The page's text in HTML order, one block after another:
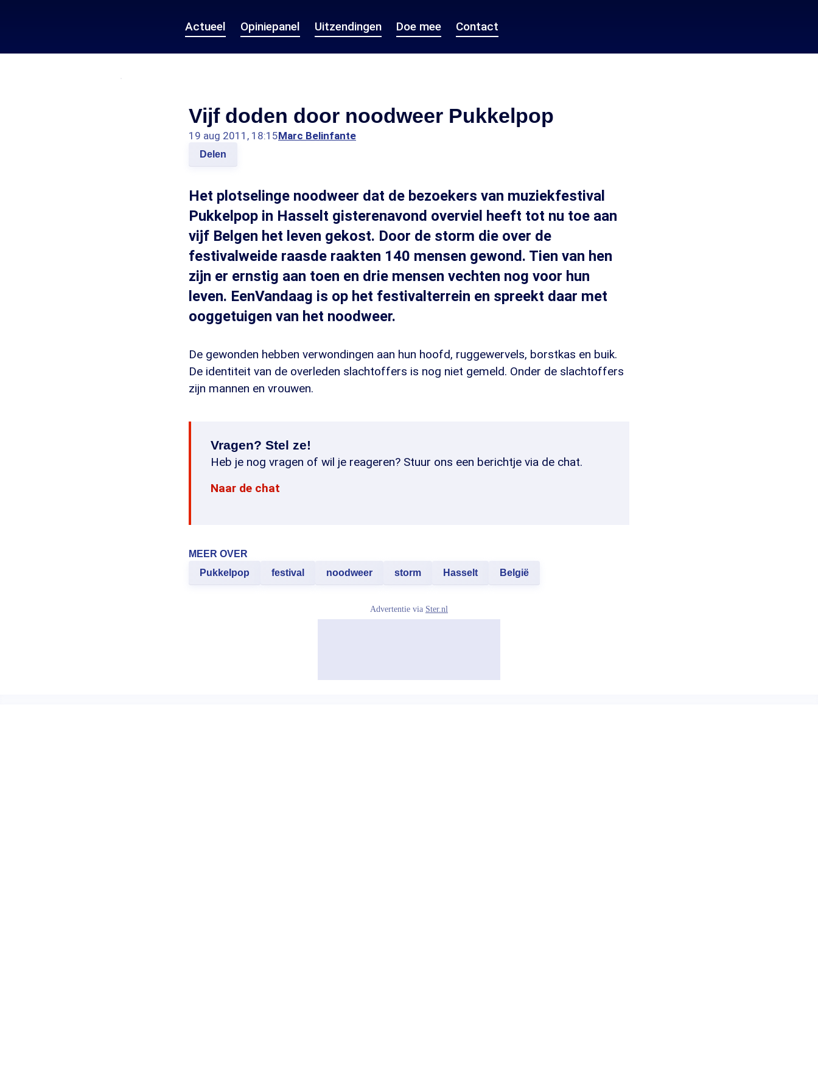
Actueel Opiniepanel Uitzendingen Doe mee Contact
Vijf doden door noodweer Pukkelpop
19 aug 2011, 18:15Marc Belinfante
Delen
Het plotselinge noodweer dat de bezoekers van muziekfestival
Pukkelpop in Hasselt gisterenavond overviel heeft tot nu toe aan
vijf Belgen het leven gekost. Door de storm die over de
festivalweide raasde raakten 140 mensen gewond. Tien van hen
zijn er ernstig aan toen en drie mensen vechten nog voor hun
leven. EenVandaag is op het festivalterrein en spreekt daar met
ooggetuigen van het noodweer.
De gewonden hebben verwondingen aan hun hoofd, ruggewervels, borstkas en buik.
De identiteit van de overleden slachtoffers is nog niet gemeld. Onder de slachtoffers
zijn mannen en vrouwen.
Vragen? Stel ze!
Heb je nog vragen of wil je reageren? Stuur ons een berichtje via de chat.
Naar de chat
MEER OVER
Pukkelpop
festival noodweer storm Hasselt België
Advertentie via Ster.nl